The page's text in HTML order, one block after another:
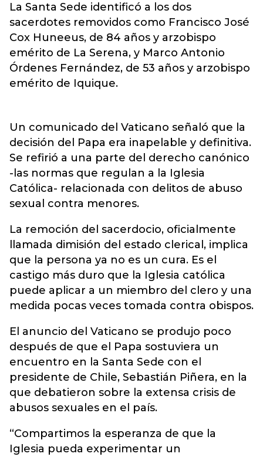
La Santa Sede identificó a los dos
sacerdotes removidos como Francisco José
Cox Huneeus, de 84 años y arzobispo
emérito de La Serena, y Marco Antonio
Órdenes Fernández, de 53 años y arzobispo
emérito de Iquique.
Un comunicado del Vaticano señaló que la
decisión del Papa era inapelable y definitiva.
Se refirió a una parte del derecho canónico
-las normas que regulan a la Iglesia
Católica- relacionada con delitos de abuso
sexual contra menores.
La remoción del sacerdocio, oficialmente
llamada dimisión del estado clerical, implica
que la persona ya no es un cura. Es el
castigo más duro que la Iglesia católica
puede aplicar a un miembro del clero y una
medida pocas veces tomada contra obispos.
El anuncio del Vaticano se produjo poco
después de que el Papa sostuviera un
encuentro en la Santa Sede con el
presidente de Chile, Sebastián Piñera, en la
que debatieron sobre la extensa crisis de
abusos sexuales en el país.
“Compartimos la esperanza de que la
Iglesia pueda experimentar un